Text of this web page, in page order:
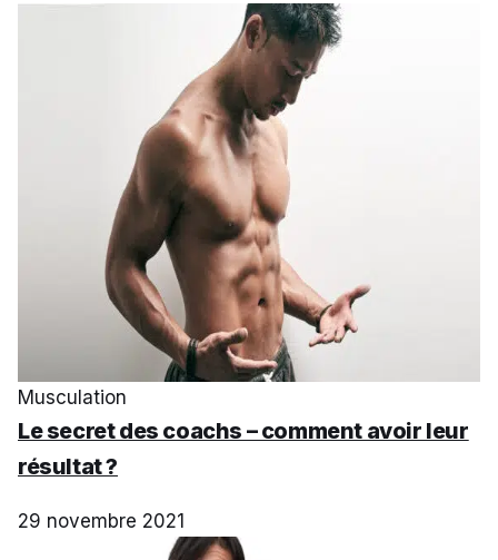
Musculation
Le secret des coachs – comment avoir leur
résultat ?
29 novembre 2021